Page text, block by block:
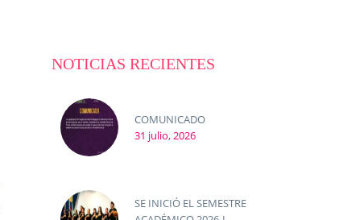
NOTICIAS RECIENTES
COMUNICADO
31 julio, 2026
SE INICIÓ EL SEMESTRE